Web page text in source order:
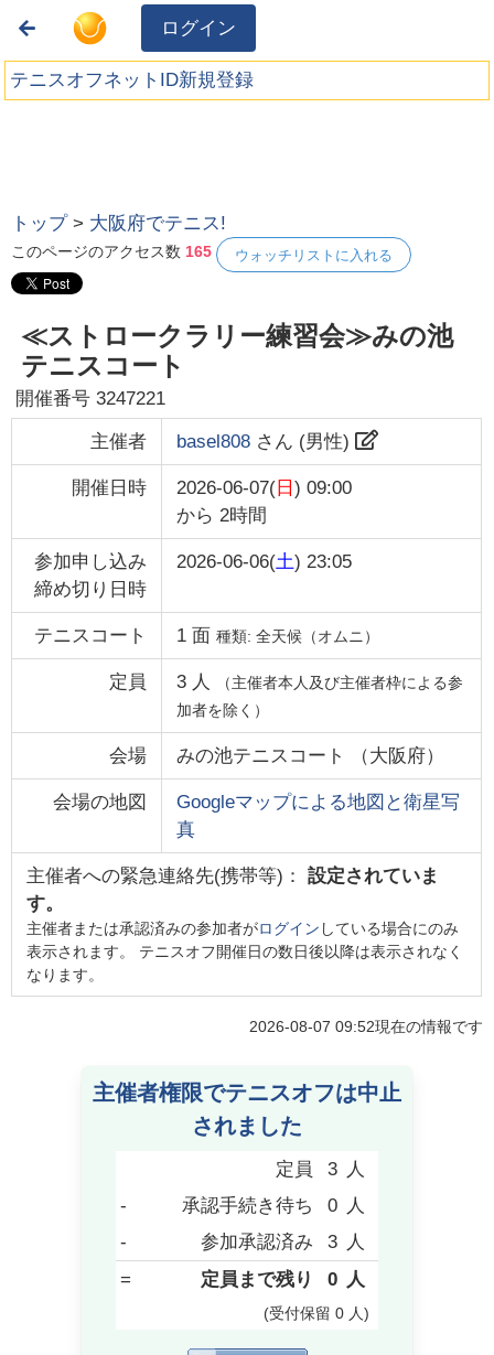
ログイン
テニスオフネットID新規登録
トップ > 大阪府でテニス!
このページのアクセス数 165 ウォッチリストに入れる
≪ストロークラリー練習会≫みの池
テニスコート
開催番号3247221
主催者 basel808さん (男性)
開催日時 2026-06-07(日 ) 09:00
から 2時間
参加申し込み
締め切り日時
2026-06-06(土) 23:05
テニスコート 1面 種類: 全天候（オムニ）
定員 3 人
（主催者本人及び主催者枠による参
加者を除く）
会場 みの池テニスコート （大阪府）
会場の地図
Googleマップによる地図と衛星写
真
主催者への緊急連絡先(携帯等)： 設定されていま
す。
主催者または承認済みの参加者がログイン している場合にのみ
表示されます。 テニスオフ開催日の数日後以降は表示されなく
なります。
2026-08-07 09:52現在の情報です
主催者権限でテニスオフは中止
されました
定員 3 人
-
承認手続き待ち 0 人
-
参加承認済み 3 人
=
定員まで残り 0 人
(受付保留 0 人)